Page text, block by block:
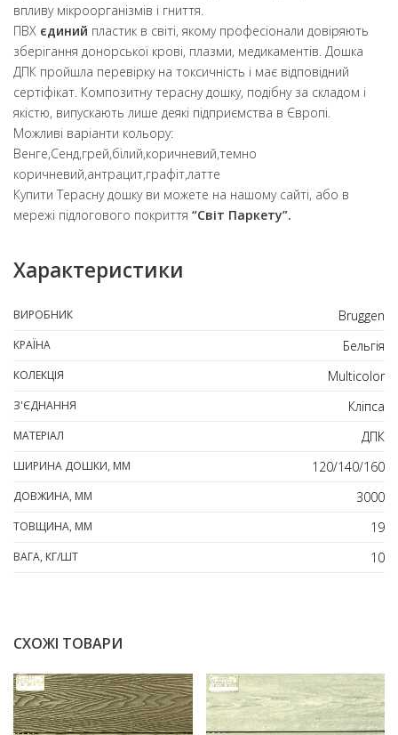
впливу мікроорганізмів і гниття.
ПВХ єдиний пластик в світі, якому професіонали довіряють
зберігання донорської крові, плазми, медикаментів. Дошка
ДПК пройшла перевірку на токсичність і має відповідний
сертіфікат. Композитну терасну дошку, подібну за складом і
якістю, випускають лише деякі підприємства в Європі.
Можливі варіанти кольору:
Венге,Сенд,грей,білий,коричневий,темно
коричневий,антрацит,графіт,латте
Купити Терасну дошку ви можете на нашому сайті, або в
мережі підлогового покриття “Світ Паркету”.
Характеристики
ВИРОБНИК Bruggen
КРАЇНА Бельгія
КОЛЕКЦІЯ Multicolor
З'ЄДНАННЯ Кліпса
МАТЕРІАЛ ДПК
ШИРИНА ДОШКИ, ММ 120/140/160
ДОВЖИНА, ММ 3000
ТОВЩИНА, ММ 19
ВАГА, КГ/ШТ 10
СХОЖІ ТОВАРИ